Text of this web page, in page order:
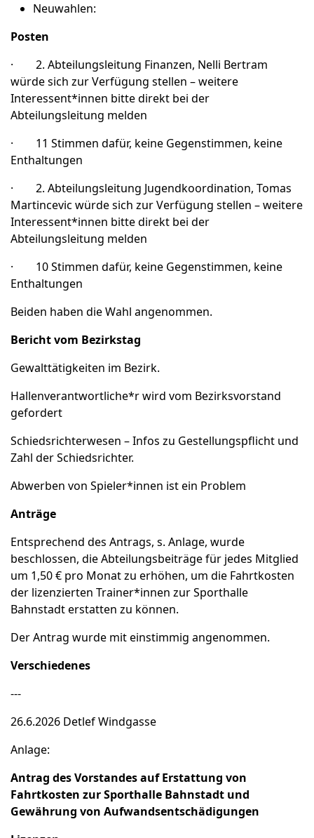
Neuwahlen:
Posten
· 2. Abteilungsleitung Finanzen, Nelli Bertram
würde sich zur Verfügung stellen – weitere
Interessent*innen bitte direkt bei der
Abteilungsleitung melden
· 11 Stimmen dafür, keine Gegenstimmen, keine
Enthaltungen
· 2. Abteilungsleitung Jugendkoordination, Tomas
Martincevic würde sich zur Verfügung stellen – weitere
Interessent*innen bitte direkt bei der
Abteilungsleitung melden
· 10 Stimmen dafür, keine Gegenstimmen, keine
Enthaltungen
Beiden haben die Wahl angenommen.
Bericht vom Bezirkstag
Gewalttätigkeiten im Bezirk.
Hallenverantwortliche*r wird vom Bezirksvorstand
gefordert
Schiedsrichterwesen – Infos zu Gestellungspflicht und
Zahl der Schiedsrichter.
Abwerben von Spieler*innen ist ein Problem
Anträge
Entsprechend des Antrags, s. Anlage, wurde
beschlossen, die Abteilungsbeiträge für jedes Mitglied
um 1,50 € pro Monat zu erhöhen, um die Fahrtkosten
der lizenzierten Trainer*innen zur Sporthalle
Bahnstadt erstatten zu können.
Der Antrag wurde mit einstimmig angenommen.
Verschiedenes
---
26.6.2026 Detlef Windgasse
Anlage:
Antrag des Vorstandes auf Erstattung von
Fahrtkosten zur Sporthalle Bahnstadt und
Gewährung von Aufwandsentschädigungen